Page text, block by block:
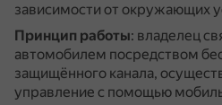
зависимости от окружающих
Принцип работы: владелец
автомобилем посредством
защищённого канала,
управление с помощью